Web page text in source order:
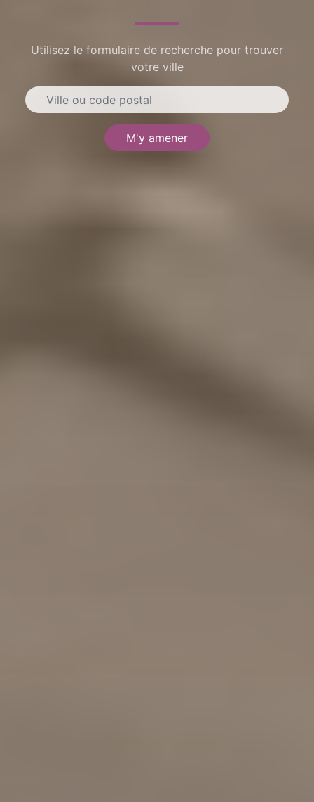
Utilisez le formulaire de recherche pour trouver
votre ville
M'y amener